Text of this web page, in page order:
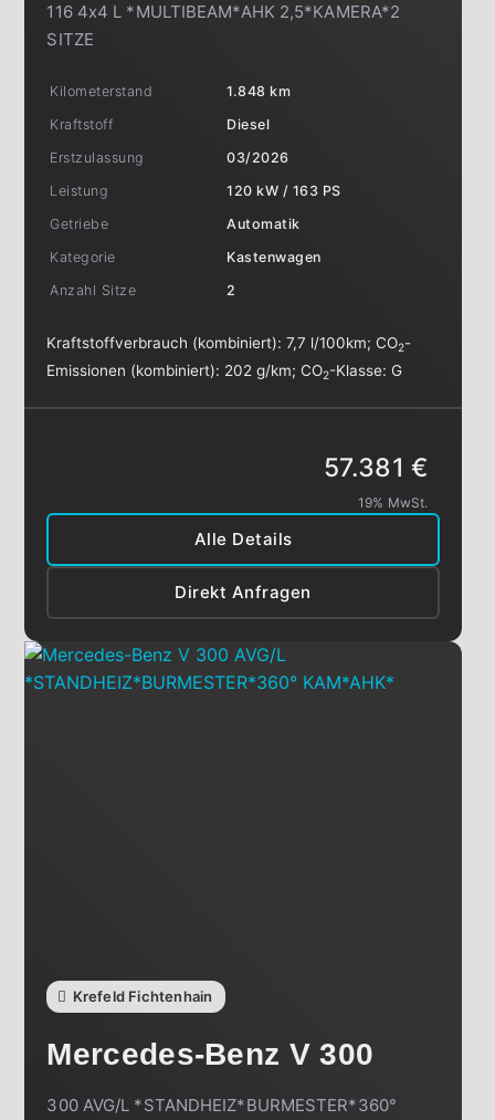
116 4x4 L *MULTIBEAM*AHK 2,5*KAMERA*2
SITZE
Kilometerstand
1.848 km
Kraftstoff
Diesel
Erstzulassung
03/2026
Leistung
120 kW / 163 PS
Getriebe
Automatik
Kategorie
Kastenwagen
Anzahl Sitze
2
Kraftstoffverbrauch (kombiniert):7,7 l/100km;CO2-
Emissionen (kombiniert): 202 g/km;CO2-Klasse:G
Alle Details
Direkt Anfragen
57.381 €
19% MwSt.
Krefeld Fichtenhain
Mercedes-Benz V 300
300 AVG/L *STANDHEIZ*BURMESTER*360°